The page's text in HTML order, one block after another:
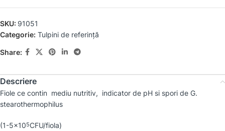
SKU: 91051
Categorie: Tulpini de referință
Share:
Descriere
Fiole ce contin mediu nutritiv, indicator de pH si spori de G.
stearothermophilus
(1-5×105CFU/fiola)